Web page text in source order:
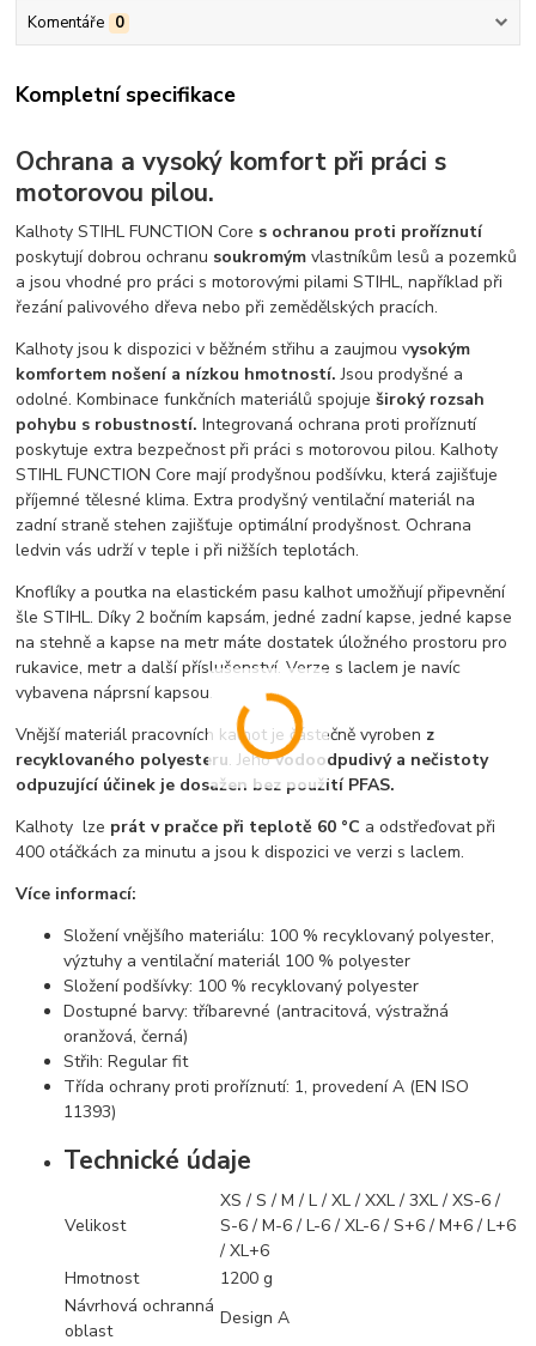
Komentáře 0
Kompletní specifikace
Ochrana a vysoký komfort při práci s
motorovou pilou.
Kalhoty STIHL FUNCTION Core s ochranou proti proříznutí
poskytují dobrou ochranu soukromýmvlastníkům lesů a pozemků
a jsou vhodné pro práci s motorovými pilami STIHL, například při
řezání palivového dřeva nebo při zemědělských pracích.
Kalhoty jsou k dispozici v běžném střihu a zaujmou vysokým
komfortem nošení a nízkou hmotností. Jsou prodyšné a
odolné. Kombinace funkčních materiálů spojuje široký rozsah
pohybu s robustností. Integrovaná ochrana proti proříznutí
poskytuje extra bezpečnost při práci s motorovou pilou. Kalhoty
STIHL FUNCTION Core mají prodyšnou podšívku, která zajišťuje
příjemné tělesné klima. Extra prodyšný ventilační materiál na
zadní straně stehen zajišťuje optimální prodyšnost. Ochrana
ledvin vás udrží v teple i při nižších teplotách.
Knoflíky a poutka na elastickém pasu kalhot umožňují připevnění
šle STIHL. Díky 2 bočním kapsám, jedné zadní kapse, jedné kapse
na stehně a kapse na metr máte dostatek úložného prostoru pro
rukavice, metr a další příslušenství. Verze s laclem je navíc
vybavena náprsní kapsou.
Vnější materiál pracovních kalhot je částečně vyroben z
recyklovaného polyesteru. Jehovodoodpudivý a nečistoty
odpuzující účinek je dosažen bez použití PFAS.
Kalhoty lze prát v pračce při teplotě 60 °C a odstřeďovat při
400 otáčkách za minutu a jsou k dispozici ve verzi s laclem.
Více informací:
Složení vnějšího materiálu: 100 % recyklovaný polyester,
výztuhy a ventilační materiál 100 % polyester
Složení podšívky: 100 % recyklovaný polyester
Dostupné barvy: tříbarevné (antracitová, výstražná
oranžová, černá)
Střih: Regular fit
Třída ochrany proti proříznutí: 1, provedení A (EN ISO
11393)
Technické údaje
Velikost
XS / S / M / L / XL / XXL / 3XL / XS-6 /
S-6 / M-6 / L-6 / XL-6 / S+6 / M+6 / L+6
/ XL+6
Hmotnost
1200 g
Návrhová ochranná
oblast
Design A